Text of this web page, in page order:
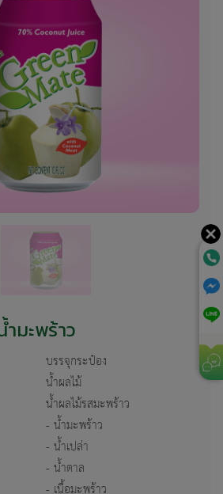
มะพร้าว
บรรจุกระป๋อง
น้ำผลไม้
น้ำผลไม้รสมะพร้าว
- น้ำมะพร้าว
- น้ำเปล่า
- น้ำตาล